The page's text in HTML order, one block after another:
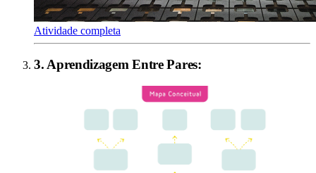
Atividade completa
3.Aprendizagem Entre Pares: